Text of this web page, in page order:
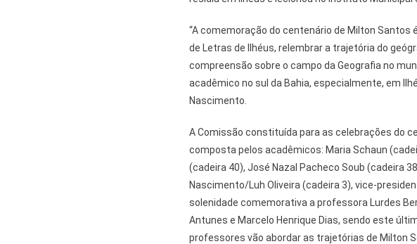
“A comemoração do centenário de Milton Santos
de Letras de Ilhéus, relembrar a trajetória do
compreensão sobre o campo da Geografia no
acadêmico no sul da Bahia, especialmente, em
Nascimento.
A Comissão constituída para as celebrações do
composta pelos acadêmicos: Maria Schaun
(cadeira 40), José Nazal Pacheco Soub (cadeira
Nascimento/Luh Oliveira (cadeira 3), vice-
solenidade comemorativa a professora Lurdes
Antunes e Marcelo Henrique Dias, sendo este
professores vão abordar as trajetórias de Milton